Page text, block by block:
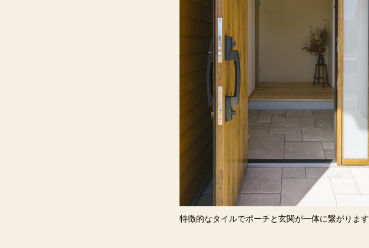
特徴的なタイルでポーチと玄関が一体に繋がります